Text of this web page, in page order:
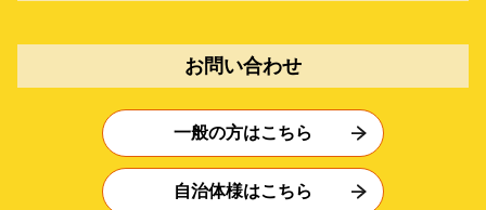
お問い合わせ
一般の方はこちら
自治体様はこちら